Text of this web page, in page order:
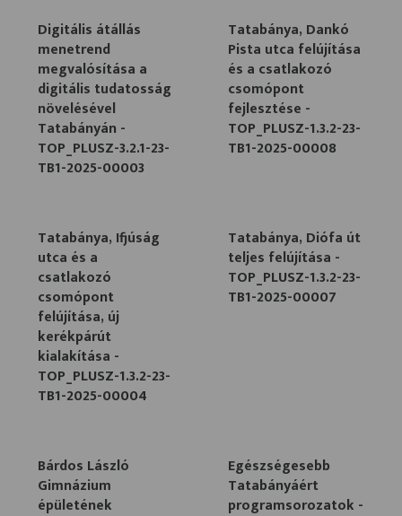
Digitális átállás
menetrend
megvalósítása a
digitális tudatosság
növelésével
Tatabányán -
TOP_PLUSZ-3.2.1-23-
TB1-2025-00003
Tatabánya, Dankó
Pista utca felújítása
és a csatlakozó
csomópont
fejlesztése -
TOP_PLUSZ-1.3.2-23-
TB1-2025-00008
Tatabánya, Ifjúság
utca és a
csatlakozó
csomópont
felújítása, új
kerékpárút
kialakítása -
TOP_PLUSZ-1.3.2-23-
TB1-2025-00004
Tatabánya, Diófa út
teljes felújítása -
TOP_PLUSZ-1.3.2-23-
TB1-2025-00007
Bárdos László
Gimnázium
épületének
Egészségesebb
Tatabányáért
programsorozatok -